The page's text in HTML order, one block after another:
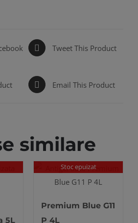
Tweet This Product
Email This Product
similare
5L
Stoc epuizat
Premium Blue G11
P 4L